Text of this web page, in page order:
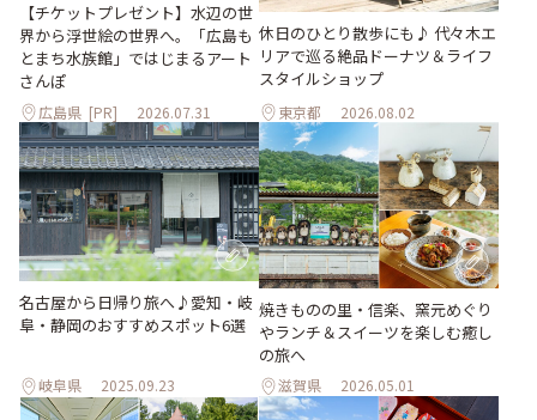
【チケットプレゼント】水辺の世
界から浮世絵の世界へ。「広島も
とまち水族館」ではじまるアート
さんぽ
広島県 [PR] 2026.07.31
休日のひとり散歩にも♪ 代々木エ
リアで巡る絶品ドーナツ＆ライフ
スタイルショップ
東京都 2026.08.02
名古屋から日帰り旅へ♪愛知・岐
阜・静岡のおすすめスポット6選
岐阜県 2025.09.23
焼きものの里・信楽、窯元めぐり
やランチ＆スイーツを楽しむ癒し
の旅へ
滋賀県 2026.05.01